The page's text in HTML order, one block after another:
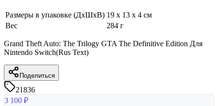
Размеры в упаковке (ДхШхВ) 19 x 13 x 4 см
Вес
284 г
Grand Theft Auto: The Trilogy GTA The Definitive Edition Для
Nintendo Switch(Rus Text)
Поделиться
21836
3 100 ₽